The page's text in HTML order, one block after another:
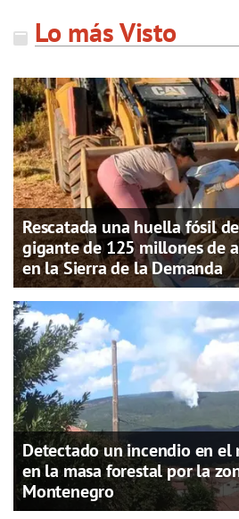
Lo más Visto
Rescatada una huella fósil
gigante de 125 millones de
en la Sierra de la Demanda
Detectado un incendio en el
en la masa forestal por la
Montenegro